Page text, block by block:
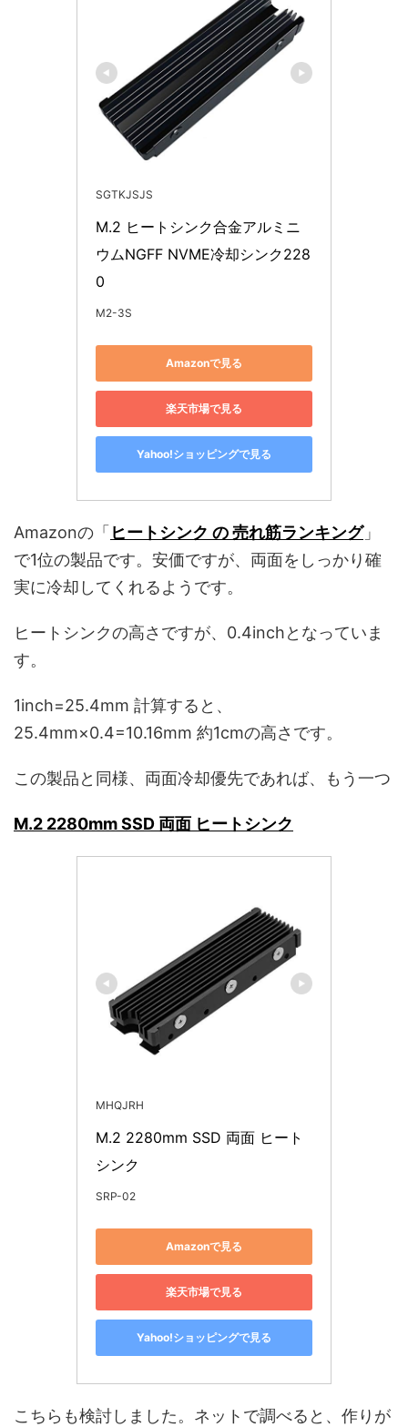
SGTKJSJS
M.2 ヒートシンク合金アルミニ
ウムNGFF NVME冷却シンク228
0
M2-3S
Amazonで見る
楽天市場で見る
Yahoo!ショッピングで見る
Amazonの「ヒートシンク の 売れ筋ランキング」
で1位の製品です。安価ですが、両面をしっかり確
実に冷却してくれるようです。
ヒートシンクの高さですが、0.4inchとなっていま
す。
1inch=25.4mm 計算すると、
25.4mm×0.4=10.16mm 約1cmの高さです。
この製品と同様、両面冷却優先であれば、もう一つ
M.2 2280mm SSD 両面 ヒートシンク
MHQJRH
M.2 2280mm SSD 両面 ヒート
シンク
SRP-02
Amazonで見る
楽天市場で見る
Yahoo!ショッピングで見る
こちらも検討しました。ネットで調べると、作りが